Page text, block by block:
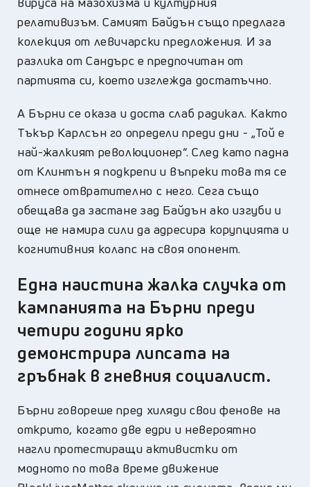
релативизъм. Самият Байдън също предлага
колекция от левичарски предложения. И за
разлика от Сандърс е предпочитан от
партията си, което изглежда достатъчно.
А Бърни се оказа и доста слаб радикал. Както
Тъкър Карлсън го определи преди дни - „Той е
най-жалкият революционер“. След като падна
от Клинтън я подкрепи и въпреки това тя се
отнесе отвратително с него. Сега също
обещава да застане зад Байдън ако изгуби и
още не намира сили да адресира корупцията и
когнитивния колапс на своя опонент.
Една наистина жалка случка от
кампанията на Бърни преди
четири години ярко
демонстрира липсата на
гръбнак в гневния социалист.
Бърни говореше пред хиляди свои фенове на
открито, когато две едри и невероятно
нагли протестиращи активистки от
модното по това време движение